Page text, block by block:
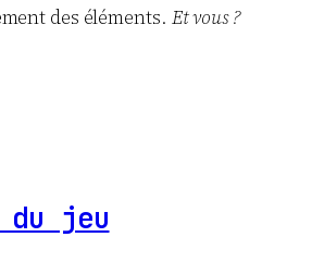
des éléments. Et vous ?
du jeu